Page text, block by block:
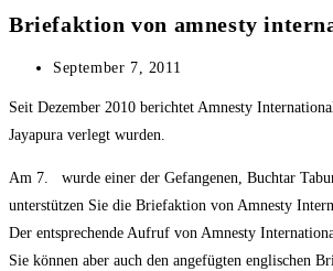
durchsuchen
Briefaktion von amnesty
Beitrag
September 7, 2011
Seit Dezember 2010 berichtet Amnesty
Jayapura verlegt wurden.
Am 7. wurde einer der Gefangenen, Buchtar
unterstützen Sie die Briefaktion von Amnesty
Der entsprechende Aufruf von Amnesty
Sie können aber auch den angefügten englischen